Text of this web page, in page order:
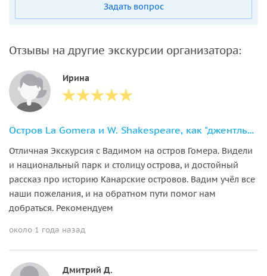
Задать вопрос
Отзывы на другие экскурсии организатора:
Ирина
Остров La Gomera и W. Shakespeare, как "джентльмен удачи".
Отличная Экскурсия с Вадимом на остров Гомера. Видели
и национальный парк и столицу острова, и достойный
рассказ про историю Канарские островов. Вадим учёл все
наши пожелания, и на обратном пути помог нам
добраться. Рекомендуем
около 1 года назад
Дмитрий Д.